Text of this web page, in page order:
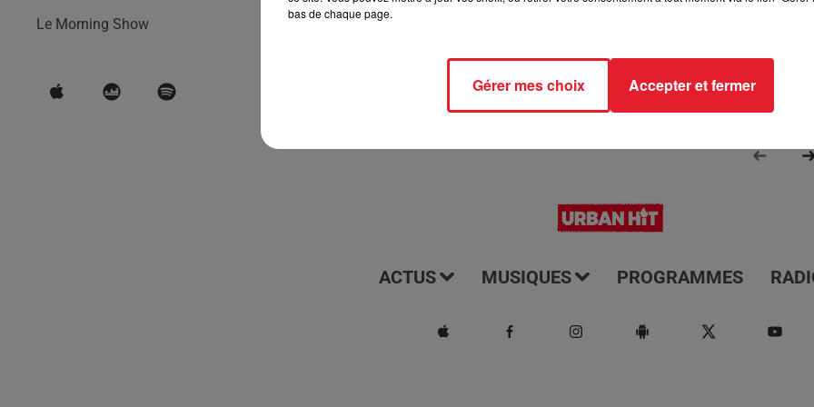
Le Morning Show
ACTUS MUSIQUES PROGRAMMES
bas de chaque page.
Gérer mes choix Accepter et fermer